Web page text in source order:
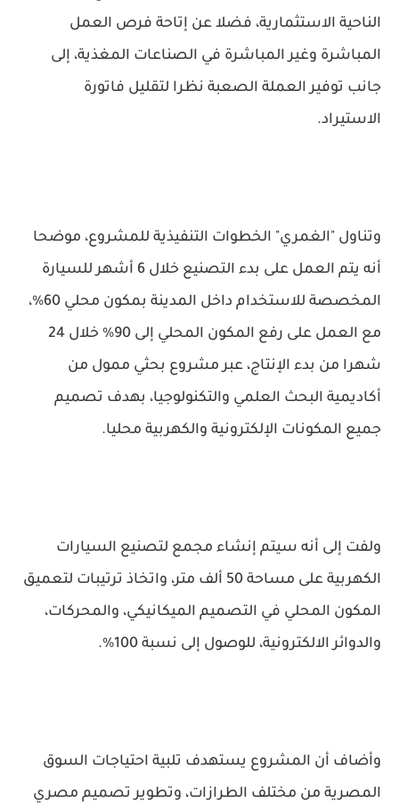
الناحية الاستثمارية، فضلا عن إتاحة فرص العمل
المباشرة وغير المباشرة في الصناعات المغذية، إلى
جانب توفير العملة الصعبة نظرا لتقليل فاتورة
الاستيراد.
وتناول "الغمري" الخطوات التنفيذية للمشروع، موضحا
أنه يتم العمل على بدء التصنيع خلال 6 أشهر للسيارة
المخصصة للاستخدام داخل المدينة بمكون محلي 60%،
مع العمل على رفع المكون المحلي إلى 90% خلال 24
شهرا من بدء الإنتاج، عبر مشروع بحثي ممول من
أكاديمية البحث العلمي والتكنولوجيا، بهدف تصميم
جميع المكونات الإلكترونية والكهربية محليا.
ولفت إلى أنه سيتم إنشاء مجمع لتصنيع السيارات
الكهربية على مساحة 50 ألف متر، واتخاذ ترتيبات لتعميق
المكون المحلي في التصميم الميكانيكي، والمحركات،
والدوائر الالكترونية، للوصول إلى نسبة 100%.
وأضاف أن المشروع يستهدف تلبية احتياجات السوق
المصرية من مختلف الطرازات، وتطوير تصميم مصري